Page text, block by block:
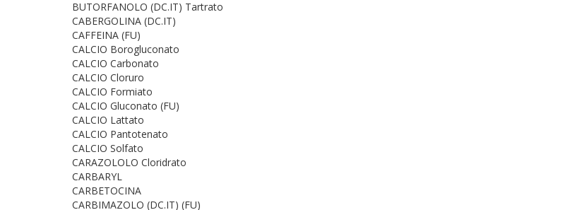
BUTORFANOLO (DC.IT) Tartrato
CABERGOLINA (DC.IT)
CAFFEINA (FU)
CALCIO Borogluconato
CALCIO Carbonato
CALCIO Cloruro
CALCIO Formiato
CALCIO Gluconato (FU)
CALCIO Lattato
CALCIO Pantotenato
CALCIO Solfato
CARAZOLOLO Cloridrato
CARBARYL
CARBETOCINA
CARBIMAZOLO (DC.IT) (FU)